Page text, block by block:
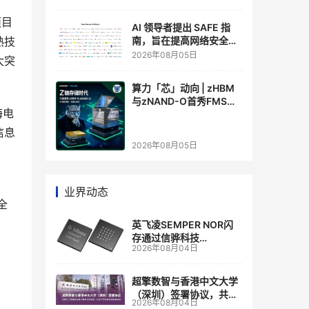
技
突
电
息
AI 领导者提出 SAFE 指
南，旨在提高网络安全透
明度
2026年08月05日
算力「芯」动向 | zHBM
与zNAND-O首秀FMS
个维度，z轴算盘的魅力
2026年08月05日
业界动态
英飞凌SEMPER NOR闪
存通过信骅科技
AST2700 BMC认证，全
管理
2026年08月04日
超擎数智与香港中文大学
（深圳）签署协议，共建
2026年08月04日